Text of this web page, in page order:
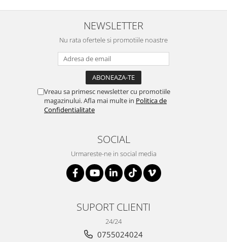
NEWSLETTER
Nu rata ofertele si promotiile noastre
Vreau sa primesc newsletter cu promotiile
magazinului. Afla mai multe in Politica de
Confidentialitate
SOCIAL
Urmareste-ne in social media
SUPORT CLIENTI
24/24
0755024024